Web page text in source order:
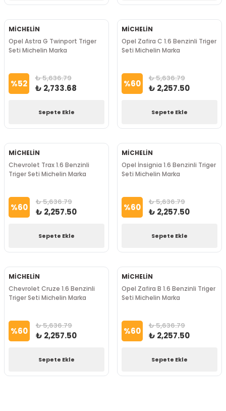
MİCHELİN
Opel Astra G Twinport Triger
Seti Michelin Marka
%52 ₺ 5,636.79
₺ 2,733.68
Sepete Ekle
MİCHELİN
Opel Zafira C 1.6 Benzinli Triger
Seti Michelin Marka
%60 ₺ 5,636.79
₺ 2,257.50
Sepete Ekle
MİCHELİN
Chevrolet Trax 1.6 Benzinli
Triger Seti Michelin Marka
%60 ₺ 5,636.79
₺ 2,257.50
Sepete Ekle
MİCHELİN
Opel İnsignia 1.6 Benzinli Triger
Seti Michelin Marka
%60 ₺ 5,636.79
₺ 2,257.50
Sepete Ekle
MİCHELİN
Chevrolet Cruze 1.6 Benzinli
Triger Seti Michelin Marka
%60 ₺ 5,636.79
₺ 2,257.50
Sepete Ekle
MİCHELİN
Opel Zafira B 1.6 Benzinli Triger
Seti Michelin Marka
%60 ₺ 5,636.79
₺ 2,257.50
Sepete Ekle